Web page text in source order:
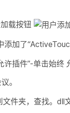
载按钮
加了
许插件”-单击始终
。
件夹，查找。dll